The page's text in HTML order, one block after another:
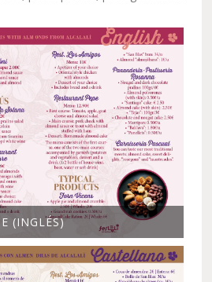
(INGLÉS)